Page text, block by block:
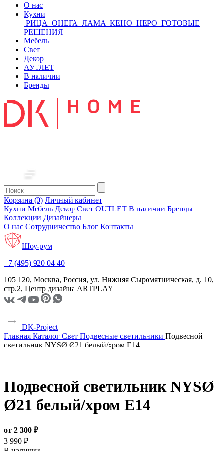
О нас
Кухни
РИЦА ОНЕГА ЛАМА КЕНО НЕРО ГОТОВЫЕ
РЕШЕНИЯ
Мебель
Свет
Декор
АУТЛЕТ
В наличии
Бренды
Корзина (0) Личный кабинет
Кухни Мебель Декор Свет OUTLET В наличии Бренды
Коллекции Дизайнеры
О нас Сотрудничество Блог Контакты
Шоу-рум
+7 (495) 920 04 40
105 120, Москва, Россия, ул. Нижняя Сыромятническая, д. 10,
стр.2, Центр дизайна ARTPLAY
DK-Project
Главная Каталог Свет Подвесные светильники Подвесной
светильник NYSØ Ø21 белый/хром E14
Подвесной светильник NYSØ
Ø21 белый/хром E14
от 2 300 ₽
3 990 ₽